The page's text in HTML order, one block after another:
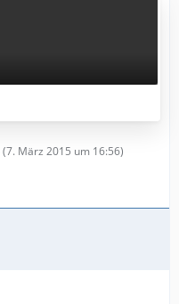
(7. März 2015 um 16:56)